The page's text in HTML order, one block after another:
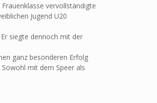
vervollständigte
Jugend U20
siegte dennoch mit der
ganz besonderen Erfolg
mit dem Speer als